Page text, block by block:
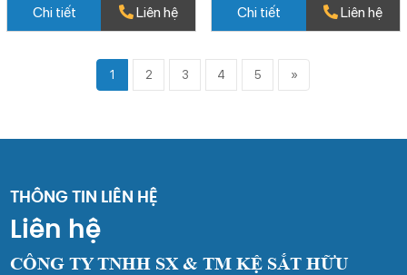
Chi tiết Liên hệ Chi tiết Liên hệ
1 2 3 4 5 »
THÔNG TIN LIÊN HỆ
Liên hệ
CÔNG TY TNHH SX & TM KỆ SẮT HỮU